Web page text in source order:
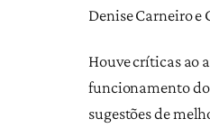
Denise Carneiro e
Houve críticas ao
funcionamento do
sugestões de